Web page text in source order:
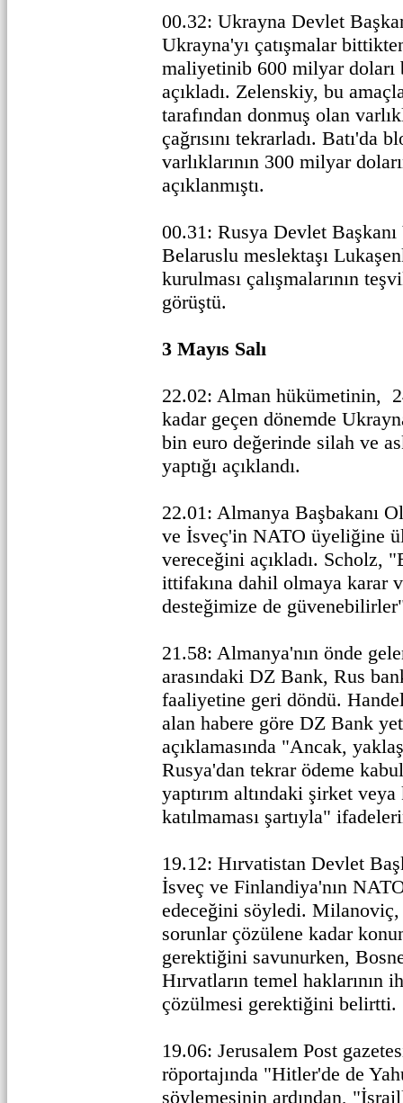
00.32: Ukrayna Devlet
Ukrayna'yı çatışmalar
maliyetinib 600 milyar doları
açıkladı. Zelenskiy, bu
tarafından donmuş olan
çağrısını tekrarladı. Batı'da
varlıklarının 300 milyar
açıklanmıştı.
00.31: Rusya Devlet
Belaruslu meslektaşı
kurulması çalışmalarının
görüştü.
3 Mayıs Salı
22.02: Alman hükümetinin,
kadar geçen dönemde
bin euro değerinde silah ve
yaptığı açıklandı.
22.01: Almanya Başbakanı
ve İsveç'in NATO üyeliğine
vereceğini açıkladı. Scholz,
ittifakına dahil olmaya karar
desteğimize de
21.58: Almanya'nın önde
arasındaki DZ Bank, Rus
faaliyetine geri döndü.
alan habere göre DZ Bank
açıklamasında "Ancak,
Rusya'dan tekrar ödeme
yaptırım altındaki şirket
katılmaması şartıyla"
19.12: Hırvatistan Devlet
İsveç ve Finlandiya'nın
edeceğini söyledi.
sorunlar çözülene kadar
gerektiğini savunurken,
Hırvatların temel haklarının
çözülmesi gerektiğini belirtti.
19.06: Jerusalem Post
röportajında "Hitler'de de
söylemesinin ardından,